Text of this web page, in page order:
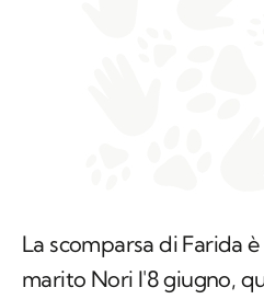
La scomparsa di Farida
marito Nori l'8 giugno,